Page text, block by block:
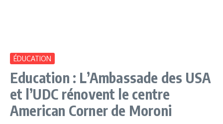
ÉDUCATION
Education : L’Ambassade des USA
et l’UDC rénovent le centre
American Corner de Moroni